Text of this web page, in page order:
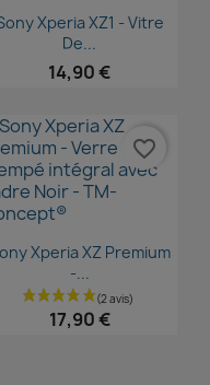
Aperçu rapide
Xperia XZ1 - Vitre
De...
14,90 €
Aperçu rapide
Xperia XZ Premium
-...
17,90 €
favorite_border